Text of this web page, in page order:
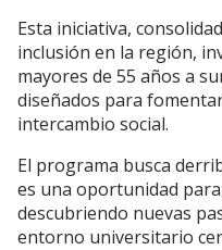
Esta iniciativa,
inclusión en la región,
mayores de 55 años a
diseñados para
intercambio social.
El programa busca
es una oportunidad
descubriendo nuevas
entorno universitario